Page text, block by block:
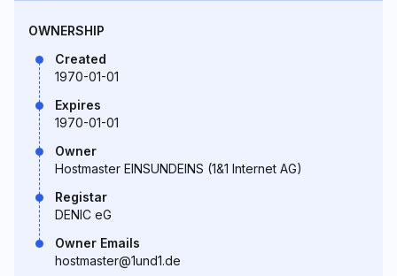
OWNERSHIP
Created
1970-01-01
Expires
1970-01-01
Owner
Hostmaster EINSUNDEINS (1&1 Internet AG)
Registar
DENIC eG
Owner Emails
hostmaster@1und1.de